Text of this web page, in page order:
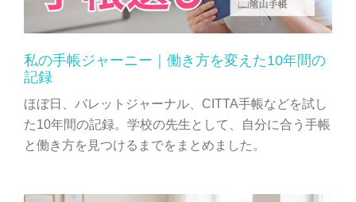
私の手帳ジャーニー｜働き方を変えた10年間の
記録
ほぼ日、バレットジャーナル、CITTA手帳などを試し
た10年間の記録。学校の先生として、自分に合う手帳
と働き方を見つけるまでをまとめました。